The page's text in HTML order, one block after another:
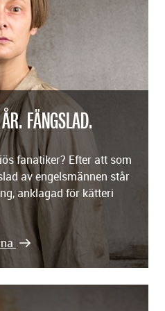
FÄNGSLAD.
fanatiker? Efter att som
av engelsmännen står
anklagad för kätteri